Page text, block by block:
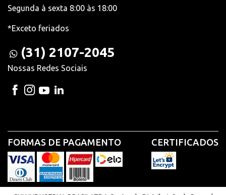
Segunda à sexta 8:00 às 18:00
*Exceto feriados
(31) 2107-2045
Nossas Redes Sociais
FORMAS DE PAGAMENTO CERTIFICADOS